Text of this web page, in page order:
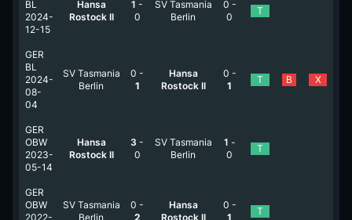
BL
2024-
12-15
Hansa
Rostock II
1 -
0
SV Tasmania
Berlin
0 -
0
T
GER
BL
2024-
08-
04
SV Tasmania
Berlin
0 -
1
Hansa
Rostock II
0 -
1
T B X
GER
OBW
2023-
05-14
Hansa
Rostock II
3 -
0
SV Tasmania
Berlin
1 -
0
T
GER
OBW
2022-
SV Tasmania
Berlin
0 -
2
Hansa
Rostock II
0 -
1
T